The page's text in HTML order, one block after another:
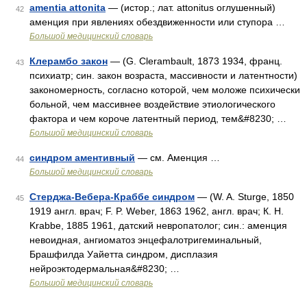
42 amentia attonita — (истор.; лат. attonitus оглушенный)
аменция при явлениях обездвиженности или ступора …
Большой медицинский словарь
43 Клерамбо закон — (G. Clerambault, 1873 1934, франц.
психиатр; син. закон возраста, массивности и латентности)
закономерность, согласно которой, чем моложе психически
больной, чем массивнее воздействие этиологического
фактора и чем короче латентный период, тем&#8230; …
Большой медицинский словарь
44 синдром аментивный — см. Аменция …
Большой медицинский словарь
45 Стерджа-Вебера-Краббе синдром — (W. A. Sturge, 1850
1919 англ. врач; F. P. Weber, 1863 1962, англ. врач; К. Н.
Krabbe, 1885 1961, датский невропатолог; син.: аменция
невоидная, ангиоматоз энцефалотригеминальный,
Брашфилда Уайетта синдром, дисплазия
нейроэктодермальная&#8230; …
Большой медицинский словарь